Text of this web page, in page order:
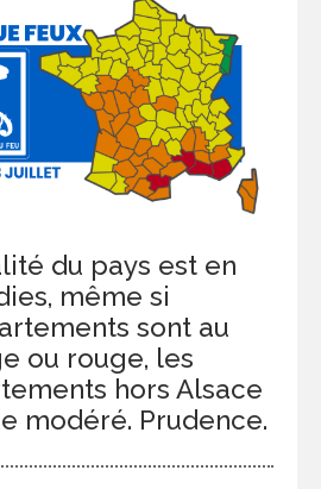
du pays est en
même si
sont au
ou rouge, les
hors Alsace
modéré. Prudence.